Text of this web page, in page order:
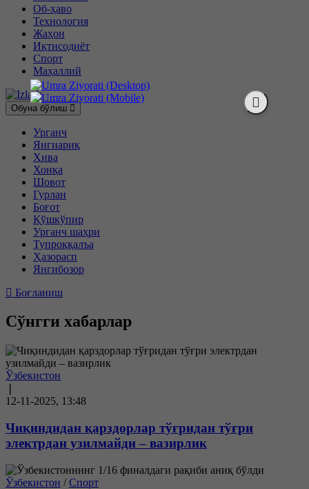
Об-ҳаво
Технология
Жаҳон
Иқтисодиёт
Спорт
Маҳаллий
Обуна бўлиш
Урганч
Янгиариқ
Хива
Хонқа
Шовот
Гурлан
Боғот
Қўшкўпир
Урганч шаҳри
Тупроққалъа
Ҳазорасп
Янгибозор
Боғланиш
Сўнгги хабарлар
Ўзбекистон
12-11-2025, 13:48
Чиқиндидан қарздорлар тўғридан тўғри
электрдан узилмайди – вазирлик
Ўзбекистон /Спорт